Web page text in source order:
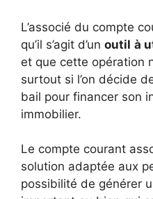
L’associé du compte
qu’il s’agit d’un outil à
et que cette opération
surtout si l’on décide
bail pour financer son
immobilier.
Le compte courant
solution adaptée aux
possibilité de générer